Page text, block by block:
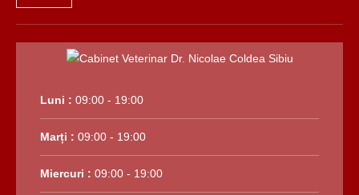
Luni : 09:00 - 19:00
Marți : 09:00 - 19:00
Miercuri : 09:00 - 19:00